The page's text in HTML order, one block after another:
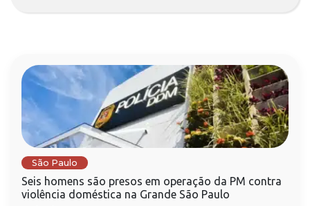
São Paulo
Seis homens são presos em operação da PM contra
violência doméstica na Grande São Paulo